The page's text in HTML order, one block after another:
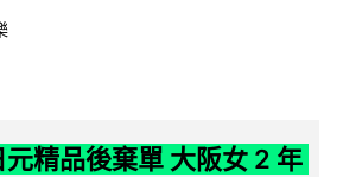
精品後棄單 大阪女 2 年